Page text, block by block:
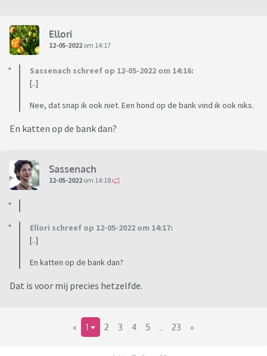
Ellori
12-05-2022 om 14:17
Sassenach schreef op 12-05-2022 om 14:16:
[..]
Nee, dat snap ik ook niet. Een hond op de bank vind ik ook niks.
En katten op de bank dan?
Sassenach
12-05-2022 om 14:18
Ellori schreef op 12-05-2022 om 14:17:
[..]
En katten op de bank dan?
Dat is voor mij precies hetzelfde.
« 1 2 3 4 5 23 »